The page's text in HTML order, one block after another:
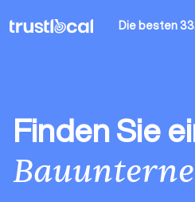
Die besten
Finden Sie